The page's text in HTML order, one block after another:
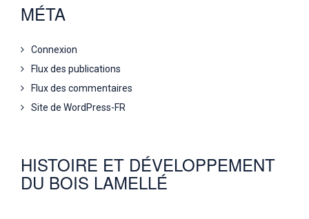
MÉTA
Connexion
Flux des publications
Flux des commentaires
Site de WordPress-FR
HISTOIRE ET DÉVELOPPEMENT
DU BOIS LAMELLÉ